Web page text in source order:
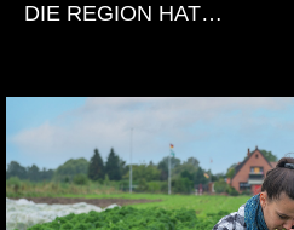
DIE REGION HAT…